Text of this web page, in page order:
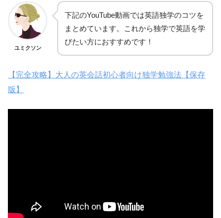
ユミクソン
下記のYouTube動画では英語独学のコツを
まとめています。これから独学で英語を学
びたい方におすすめです！
【完全攻略】大人の英会話初心者向け独学勉強法【保存
版】